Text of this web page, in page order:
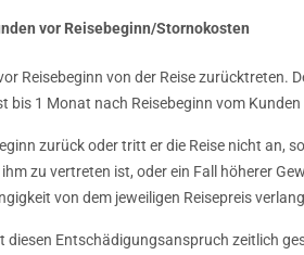
vor Reisebeginn/Stornokosten
Reisebeginn von der Reise zurücktreten.
bis 1 Monat nach Reisebeginn vom
zurück oder tritt er die Reise nicht an,
zu vertreten ist, oder ein Fall höherer
von dem jeweiligen Reisepreis
diesen Entschädigungsanspruch zeitlich